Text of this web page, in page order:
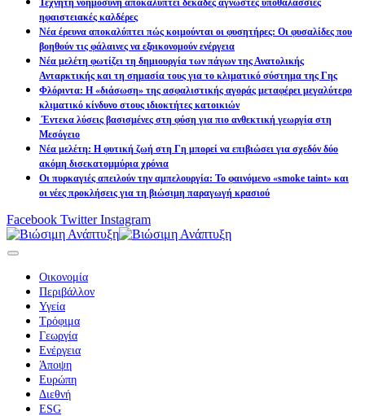
ηφαιστειακές καλδέρες
Νέα έρευνα αποκαλύπτει πώς κοιμούνται οι φυσητήρες: Οι φυσαλίδες που
βοηθούν τις φάλαινες να εξοικονομούν ενέργεια
Νέα μελέτη φωτίζει τη δημιουργία των πάγων της Ανατολικής
Ανταρκτικής και τη σημασία τους για το κλιματικό σύστημα της Γης
Φλόριντα: Η «διάσωση» της ασφαλιστικής αγοράς μεταφέρει μεγαλύτερο
κλιματικό κίνδυνο στους ιδιοκτήτες κατοικιών
Έντεκα λύσεις βασισμένες στη φύση για πιο ανθεκτική γεωργία στη
Μεσόγειο
Νέα μελέτη: Η φυτική ζωή στη Γη μπορεί να επιβιώσει για σχεδόν δύο
ακόμη δισεκατομμύρια χρόνια
Οι πυρκαγιές απειλούν την αμπελουργία: Το φαινόμενο «smoke taint» και
οι νέες προκλήσεις για τη βιώσιμη παραγωγή κρασιού
Facebook Twitter Instagram
Οικονομία
Περιβάλλον
Υγεία
Τρόφιμα
Γεωργία
Ενέργεια
Άποψη
Ευρώπη
Διεθνή
ESG